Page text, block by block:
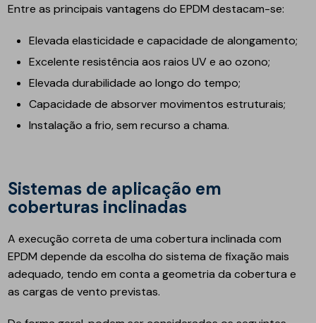
Entre as principais vantagens do EPDM destacam-se:
Elevada elasticidade e capacidade de alongamento;
Excelente resistência aos raios UV e ao ozono;
Elevada durabilidade ao longo do tempo;
Capacidade de absorver movimentos estruturais;
Instalação a frio, sem recurso a chama.
Sistemas de aplicação em
coberturas inclinadas
A execução correta de uma cobertura inclinada com
EPDM depende da escolha do sistema de fixação mais
adequado, tendo em conta a geometria da cobertura e
as cargas de vento previstas.